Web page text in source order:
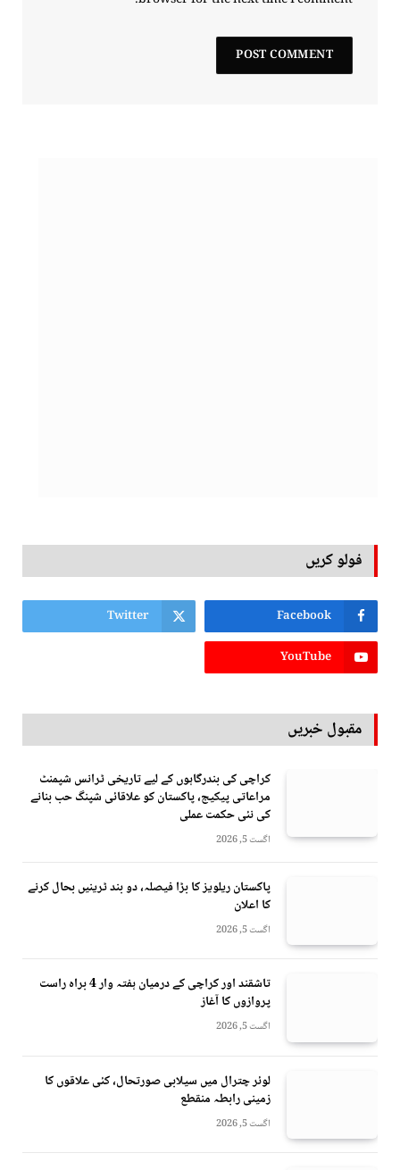
فولو کریں
Facebook
Twitter
YouTube
مقبول خبریں
کراچی کی بندرگاہوں کے لیے تاریخی ٹرانس شپمنٹ
مراعاتی پیکیج، پاکستان کو علاقائی شپنگ حب بنانے
کی نئی حکمت عملی
اگست 5, 2026
پاکستان ریلویز کا بڑا فیصلہ، دو بند ٹرینیں بحال کرنے
کا اعلان
اگست 5, 2026
تاشقند اور کراچی کے درمیان ہفتہ وار 4 براہ راست
پروازوں کا آغاز
اگست 5, 2026
لوئر چترال میں سیلابی صورتحال، کئی علاقوں کا
زمینی رابطہ منقطع
اگست 5, 2026